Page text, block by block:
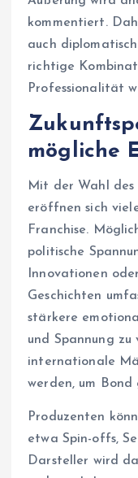
kommentiert.
auch
richtige
Professionalität
mögliche
Mit der Wahl des
eröffnen sich
Franchise.
politische
Innovationen
Geschichten
stärkere
und Spannung
internationale
werden, um
Produzenten
etwa Spin-offs,
Darsteller wird